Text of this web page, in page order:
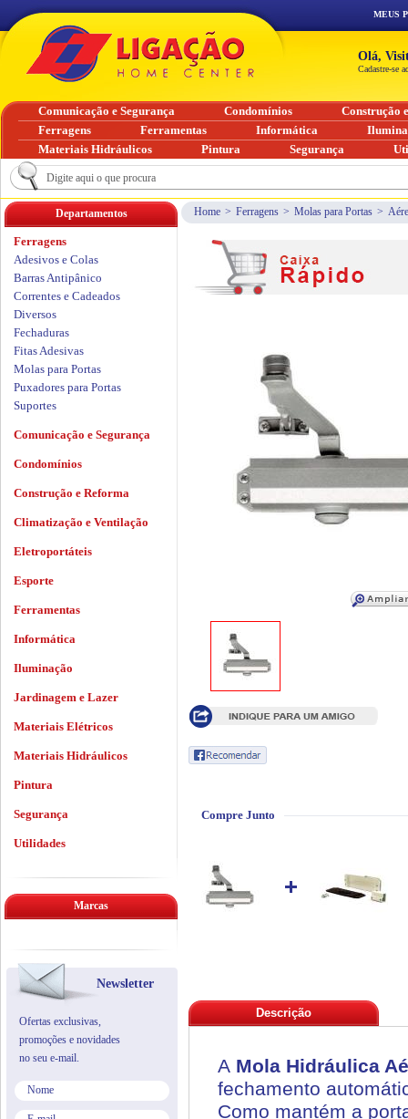
Home > Ferragens > Molas para Portas >
Compre Junto
Descrição
A Mola Hidráulica
fechamento
Como mantém a
Departamentos
Ferragens
Adesivos e Colas
Barras Antipânico
Correntes e Cadeados
Diversos
Fechaduras
Fitas Adesivas
Molas para Portas
Puxadores para Portas
Suportes
Comunicação e Segurança
Condomínios
Construção e Reforma
Climatização e Ventilação
Eletroportáteis
Esporte
Ferramentas
Informática
Iluminação
Jardinagem e Lazer
Materiais Elétricos
Materiais Hidráulicos
Pintura
Segurança
Utilidades
Marcas
Newsletter
Ofertas exclusivas,
promoções e novidades
no seu e-mail.
MEUS
Olá,
Cadastre-se
Comunicação e Segurança Condomínios
Construção
Ferragens
Ferramentas Informática
Materiais Hidráulicos
Pintura Segurança